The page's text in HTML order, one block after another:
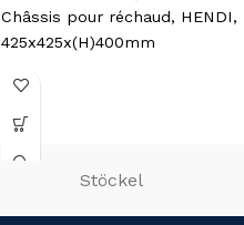
Châssis pour réchaud, HENDI,
425x425x(H)400mm
Stöckel